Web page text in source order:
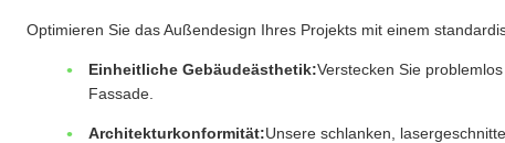
Optimieren Sie das Außendesign Ihres Projekts mit einem
Einheitliche Gebäudeästhetik:Verstecken Sie
Fassade.
Architekturkonformität:Unsere schlanken,